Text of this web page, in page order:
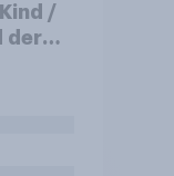
/
der